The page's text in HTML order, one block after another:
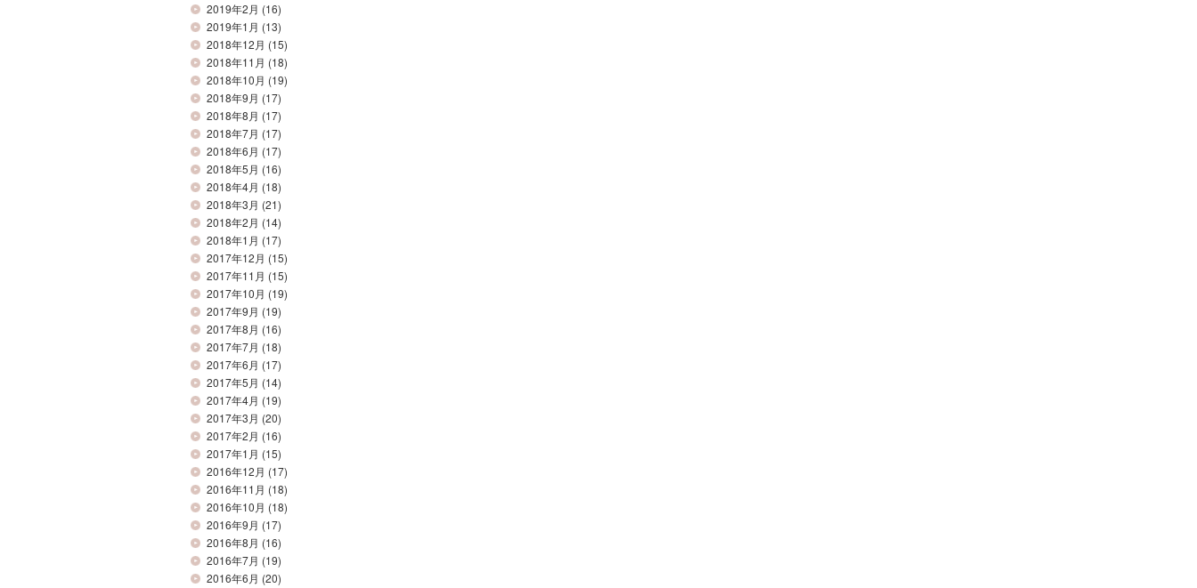
2019年2月 (16)
2019年1月 (13)
2018年12月 (15)
2018年11月 (18)
2018年10月 (19)
2018年9月 (17)
2018年8月 (17)
2018年7月 (17)
2018年6月 (17)
2018年5月 (16)
2018年4月 (18)
2018年3月 (21)
2018年2月 (14)
2018年1月 (17)
2017年12月 (15)
2017年11月 (15)
2017年10月 (19)
2017年9月 (19)
2017年8月 (16)
2017年7月 (18)
2017年6月 (17)
2017年5月 (14)
2017年4月 (19)
2017年3月 (20)
2017年2月 (16)
2017年1月 (15)
2016年12月 (17)
2016年11月 (18)
2016年10月 (18)
2016年9月 (17)
2016年8月 (16)
2016年7月 (19)
2016年6月 (20)